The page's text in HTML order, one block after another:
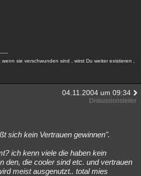
sie verschwunden sind , wirst Du weiter existieren ,
04.11.2004 um 09:34
Diskussionsleiter
sich kein Vertrauen gewinnen".
ich kenn viele die haben kein
den, die cooler sind etc. und vertrauen
meist ausgenutzt.. total mies